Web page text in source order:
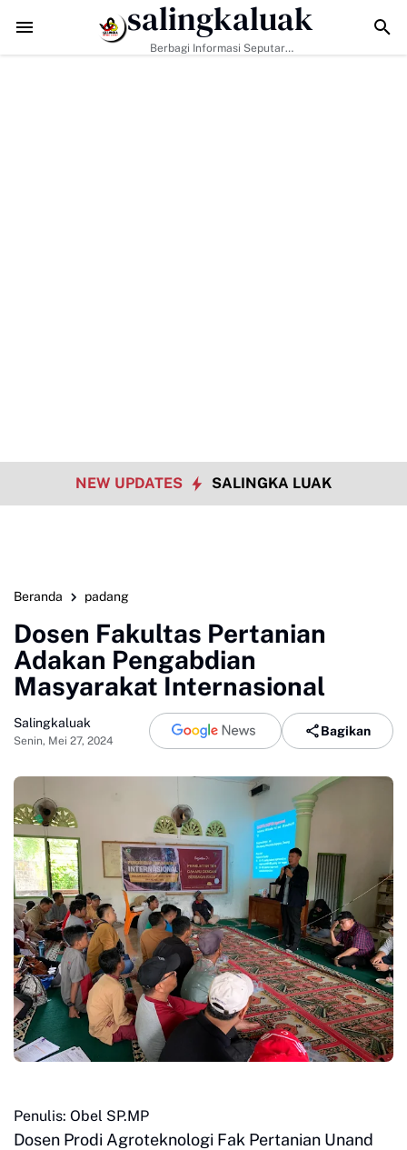
Tugas Pemerintah, H. Ilson Cong Dorong Keluarga dan
salingkaluak
Berbagi Informasi Seputar
NEW UPDATES SALINGKA LUAK
Beranda padang
Dosen Fakultas Pertanian
Adakan Pengabdian
Masyarakat Internasional
Salingkaluak
Senin, Mei 27, 2024
Bagikan
Penulis: Obel SP.MP
Dosen Prodi Agroteknologi Fak Pertanian Unand